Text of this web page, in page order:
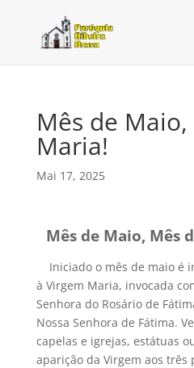
Mês de
Maria!
Mai 17, 2025
Mês de Maio, Mês
Iniciado o mês de maio é
à Virgem Maria, invocada
Senhora do Rosário de
Nossa Senhora de Fátima.
capelas e igrejas, estátuas
aparição da Virgem aos